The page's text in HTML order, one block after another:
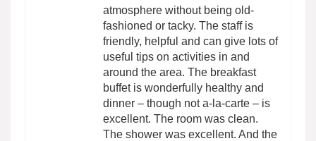
atmosphere without being old-
fashioned or tacky. The staff is
friendly, helpful and can give lots of
useful tips on activities in and
around the area. The breakfast
buffet is wonderfully healthy and
dinner – though not a-la-carte – is
excellent. The room was clean.
The shower was excellent. And the